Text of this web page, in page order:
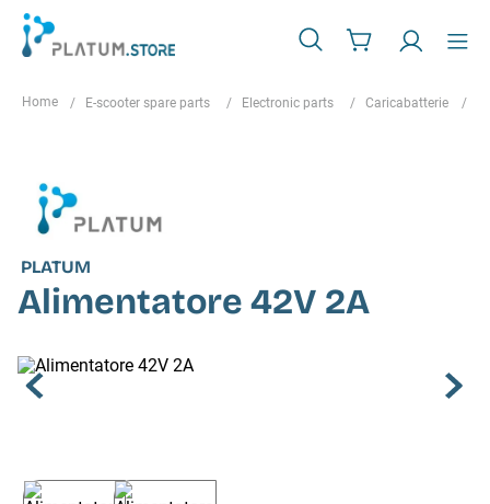
E-scooter spare parts Electronic parts Caricabatterie
PLATUM
Alimentatore 42V 2A